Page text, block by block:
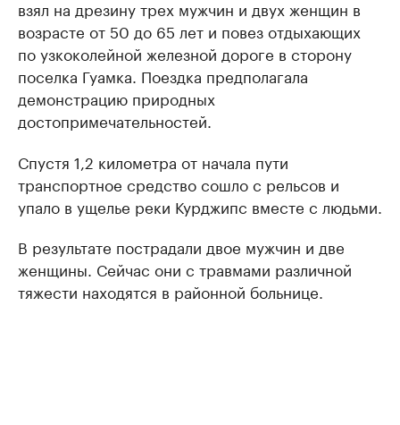
взял на дрезину трех мужчин и двух женщин в
возрасте от 50 до 65 лет и повез отдыхающих
по узкоколейной железной дороге в сторону
поселка Гуамка. Поездка предполагала
демонстрацию природных
достопримечательностей.
Спустя 1,2 километра от начала пути
транспортное средство сошло с рельсов и
упало в ущелье реки Курджипс вместе с людьми.
В результате пострадали двое мужчин и две
женщины. Сейчас они с травмами различной
тяжести находятся в районной больнице.